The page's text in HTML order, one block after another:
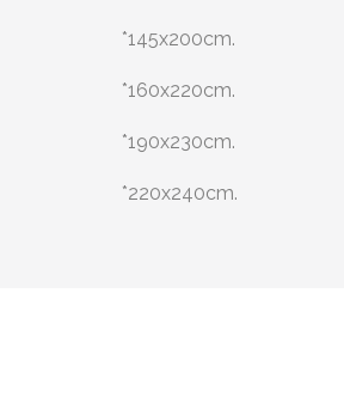
*145x200cm.
*160x220cm.
*190x230cm.
*220x240cm.